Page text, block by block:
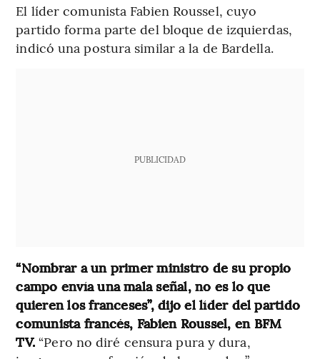
El líder comunista Fabien Roussel, cuyo
partido forma parte del bloque de izquierdas,
indicó una postura similar a la de Bardella.
PUBLICIDAD
“Nombrar a un primer ministro de su propio
campo envía una mala señal, no es lo que
quieren los franceses”, dijo el líder del partido
comunista francés, Fabien Roussel, en BFM
TV. “Pero no diré censura pura y dura,